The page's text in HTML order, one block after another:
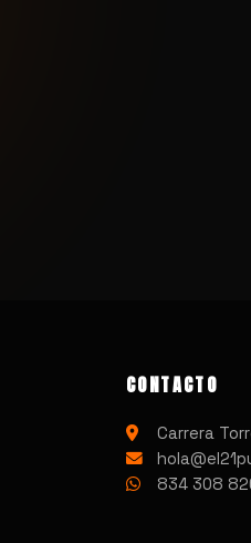
CONTACTO
Carrera
834 308